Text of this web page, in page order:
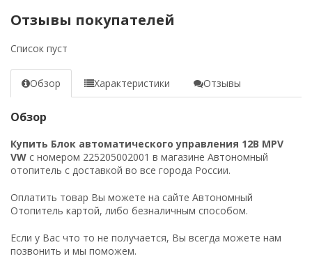
Отзывы покупателей
Список пуст
Обзор Характеристики Отзывы
Обзор
Купить Блок автоматического управления 12В MPV
VW с номером 225205002001 в магазине Автономный
отопитель с доставкой во все города России.
Оплатить товар Вы можете на сайте Автономный
Отопитель картой, либо безналичным способом.
Если у Вас что то не получается, Вы всегда можете нам
позвонить и мы поможем.